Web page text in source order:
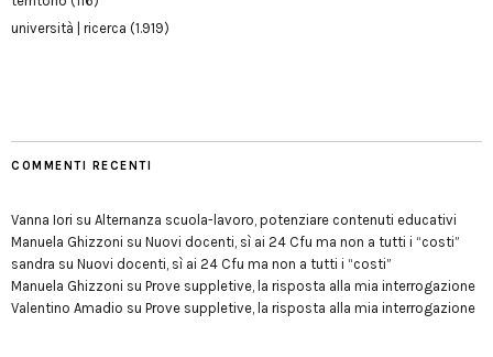
università | ricerca (1.919)
COMMENTI RECENTI
Vanna Iori su Alternanza scuola-lavoro, potenziare contenuti educativi
Manuela Ghizzoni su Nuovi docenti, sì ai 24 Cfu ma non a tutti i “costi”
sandra su Nuovi docenti, sì ai 24 Cfu ma non a tutti i “costi”
Manuela Ghizzoni su Prove suppletive, la risposta alla mia interrogazione
Valentino Amadio su Prove suppletive, la risposta alla mia interrogazione